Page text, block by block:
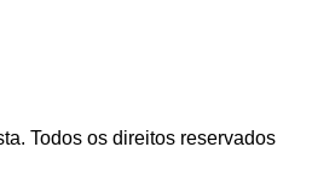
Todos os direitos reservados